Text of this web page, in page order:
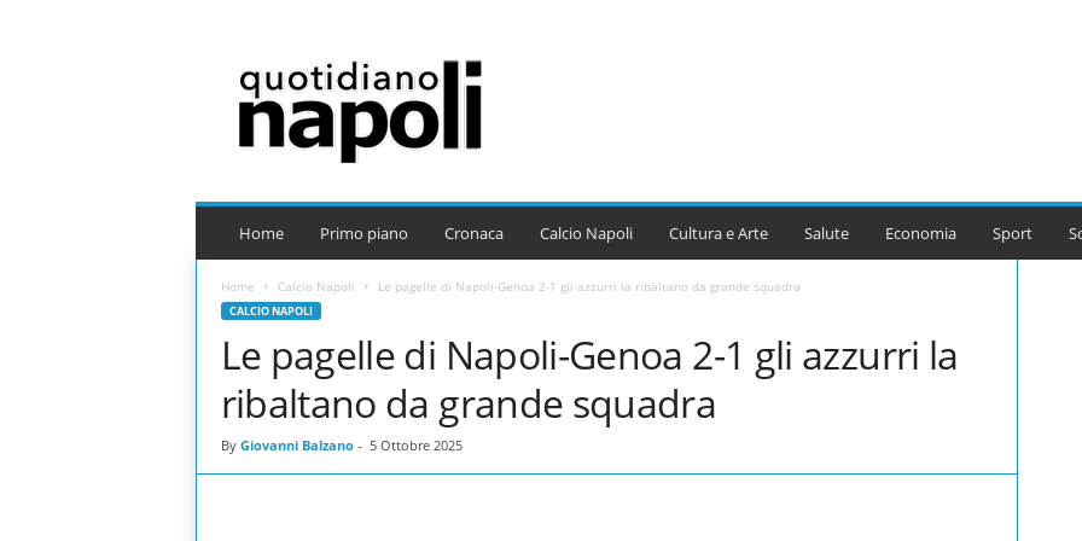
i
n
Home Primo piano Cronaca Calcio Napoli Cultura e Arte Salute Economia Sport
Home Calcio Napoli Le pagelle di Napoli-Genoa 2-1 gli azzurri la ribaltano da grande squadra
CALCIO NAPOLI
Le pagelle di Napoli-Genoa 2-1 gli azzurri la
ribaltano da grande squadra
By Giovanni Balzano- 5 Ottobre 2025